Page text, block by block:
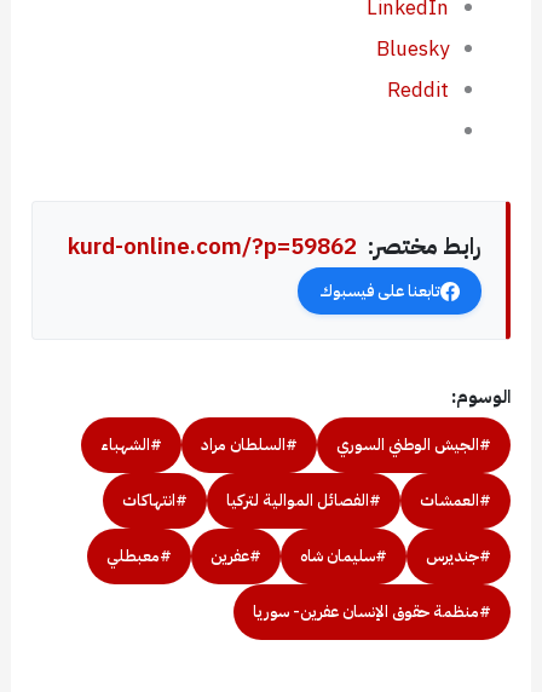
LinkedIn
Bluesky
Reddit
رابط مختصر: kurd-online.com/?p=59862
تابعنا على فيسبوك
الوسوم:
#الجيش الوطني السوري #السلطان مراد #الشهباء
#العمشات #الفصائل الموالية لتركيا #انتهاكات
#جنديرس #سليمان شاه #عفرين #معبطلي
#منظمة حقوق الإنسان عفرين- سوريا